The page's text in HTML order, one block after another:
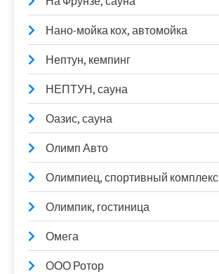
Нано-мойка кох, автомойка
Нептун, кемпинг
НЕПТУН, сауна
Оазис, сауна
Олимп Авто
Олимпиец, спортивный комплекс
Олимпик, гостиница
Омега
ООО Ротор